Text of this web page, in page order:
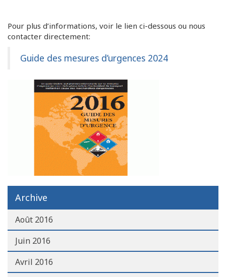
Pour plus d’informations, voir le lien ci-dessous ou nous
contacter directement:
Guide des mesures d’urgences 2024
Archive
Août 2016
Juin 2016
Avril 2016